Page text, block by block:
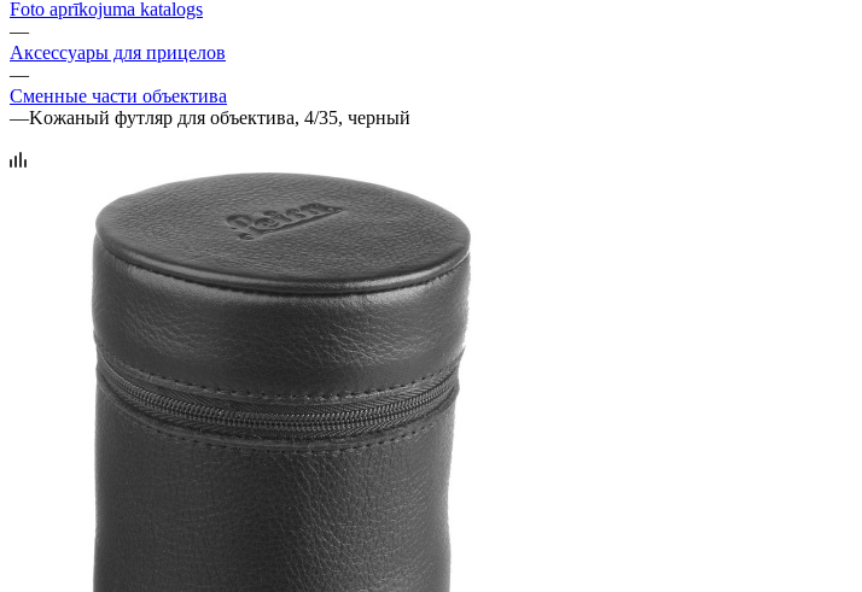
Foto aprīkojuma katalogs
—
Аксессуары для прицелов
—
Сменные части объектива
—Kожаный футляр для объектива, 4/35, черный